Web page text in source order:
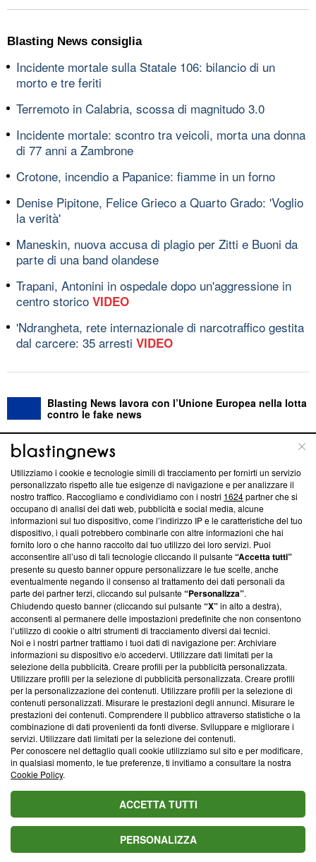
Blasting News consiglia
Incidente mortale sulla Statale 106: bilancio di un
morto e tre feriti
Terremoto in Calabria, scossa di magnitudo 3.0
Incidente mortale: scontro tra veicoli, morta una donna
di 77 anni a Zambrone
Crotone, incendio a Papanice: fiamme in un forno
Denise Pipitone, Felice Grieco a Quarto Grado: 'Voglio
la verità'
Maneskin, nuova accusa di plagio per Zitti e Buoni da
parte di una band olandese
Trapani, Antonini in ospedale dopo un'aggressione in
centro storico VIDEO
'Ndrangheta, rete internazionale di narcotraffico gestita
dal carcere: 35 arresti VIDEO
Blasting News lavora con l’Unione Europea nella lotta
contro le fake news
ABOUT LINEA EDITORIALE
Questa sezione offre informazioni trasparenti su Blasting
News, sui nostri processi editoriali e su come ci impegniamo a
creare news di qualità. Inoltre, afferma la nostra aderenza a
‘Trust Project - News with Integrity’Blasting News non è
ancora membro del programma, ma ha richiesto di farne
parte; Trust Project non ha ancora effettuato una verifica di
conformità agli standard.
Su di noi
Team editoriale
Corporate
Redazione
Informativa Privacy
Cookie Policy
Blasting SA, IDI CHE-247.845.224, Via Carlo Frasca, 3 - 6900
Lugano (Svizzera) Tel:+39 0690258937
© 2026 Blasting News
Utilizziamo i cookie e tecnologie simili di tracciamento per fornirti un servizio
personalizzato rispetto alle tue esigenze di navigazione e per analizzare il
nostro traffico. Raccogliamo e condividiamo con i nostri 1624partner che si
occupano di analisi dei dati web, pubblicità e social media, alcune
informazioni sul tuo dispositivo, come l’indirizzo IP e le caratteristiche del tuo
dispositivo, i quali potrebbero combinarle con altre informazioni che hai
fornito loro o che hanno raccolto dal tuo utilizzo dei loro servizi. Puoi
acconsentire all’uso di tali tecnologie cliccando il pulsante“Accetta tutti”
presente su questo banner oppure personalizzare le tue scelte, anche
eventualmente negando il consenso al trattamento dei dati personali da
parte dei partner terzi, cliccando sul pulsante“Personalizza”.
Chiudendo questo banner (cliccando sul pulsante“X”in alto a destra),
acconsenti al permanere delle impostazioni predefinite che non consentono
l’utilizzo di cookie o altri strumenti di tracciamento diversi dai tecnici.
Noi e i nostri partner trattiamo i tuoi dati di navigazione per: Archiviare
informazioni su dispositivo e/o accedervi. Utilizzare dati limitati per la
selezione della pubblicità. Creare profili per la pubblicità personalizzata.
Utilizzare profili per la selezione di pubblicità personalizzata. Creare profili
per la personalizzazione dei contenuti. Utilizzare profili per la selezione di
contenuti personalizzati. Misurare le prestazioni degli annunci. Misurare le
prestazioni dei contenuti. Comprendere il pubblico attraverso statistiche o la
combinazione di dati provenienti da fonti diverse. Sviluppare e migliorare i
servizi. Utilizzare dati limitati per la selezione dei contenuti.
Per conoscere nel dettaglio quali cookie utilizziamo sul sito e per modificare,
in qualsiasi momento, le tue preferenze, ti invitiamo a consultare la nostra
Cookie Policy.
ACCETTA TUTTI
PERSONALIZZA